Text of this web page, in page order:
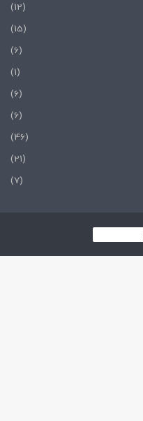
(12)
(15)
(6)
(1)
(6)
(6)
(46)
(21)
(7)